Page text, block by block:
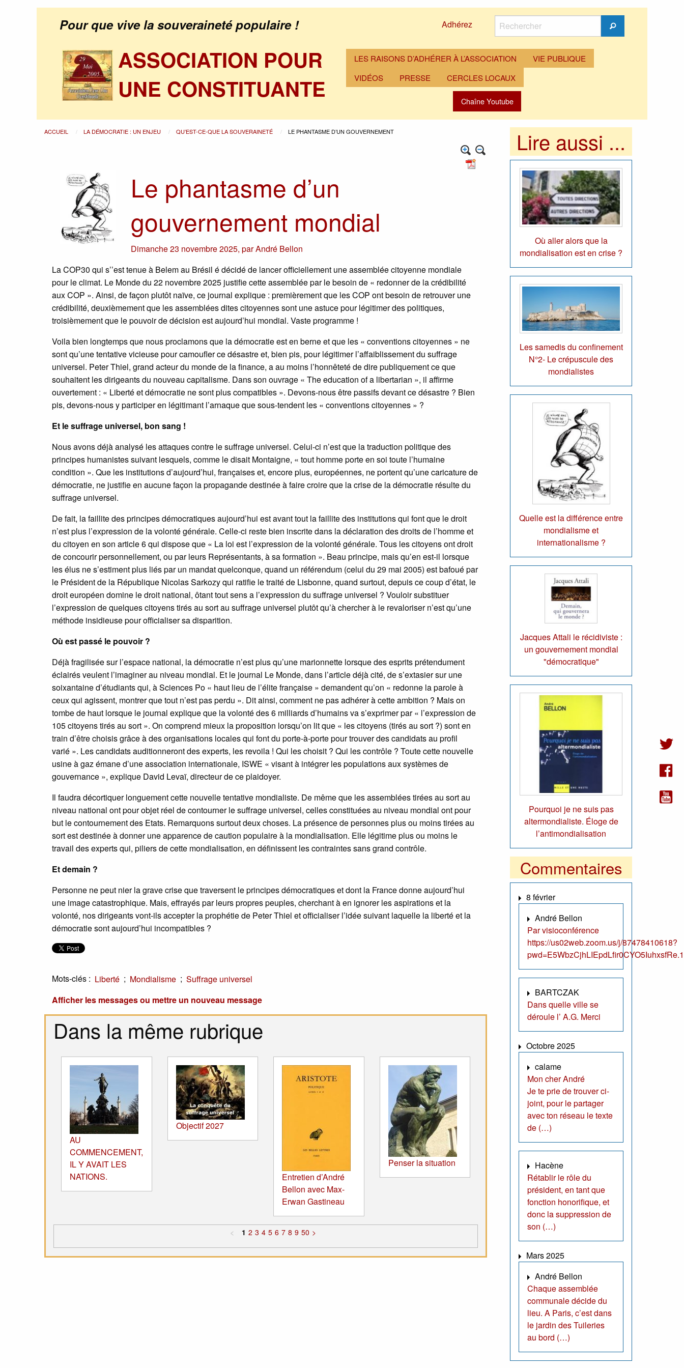
Pour que vive la souveraineté populaire ! Adhérez
Rechercher
Rechercher
ASSOCIATION POUR
UNE CONSTITUANTE
LES RAISONS D’ADHÉRER À L’ASSOCIATION
VIE PUBLIQUE
VIDÉOS
PRESSE CERCLES LOCAUX
Chaîne Youtube
ACCUEIL LA DÉMOCRATIE : UN ENJEU QU’EST-CE-QUE LA SOUVERAINETÉ LE PHANTASME D’UN GOUVERNEMENT
Le phantasme d’un
gouvernement mondial
Dimanche 23 novembre 2025,parAndré Bellon
La COP30 qui s’’est tenue à Belem au Brésil é décidé de lancer officiellement une assemblée citoyenne mondiale
pour le climat. Le Monde du 22 novembre 2025 justifie cette assemblée par le besoin de « redonner de la crédibilité
aux COP ». Ainsi, de façon plutôt naïve, ce journal explique : premièrement que les COP ont besoin de retrouver une
crédibilité, deuxièmement que les assemblées dites citoyennes sont une astuce pour légitimer des politiques,
troisièmement que le pouvoir de décision est aujourd’hui mondial. Vaste programme !
Voila bien longtemps que nous proclamons que la démocratie est en berne et que les « conventions citoyennes » ne
sont qu’une tentative vicieuse pour camoufler ce désastre et, bien pis, pour légitimer l’affaiblissement du suffrage
universel. Peter Thiel, grand acteur du monde de la finance, a au moins l’honnêteté de dire publiquement ce que
souhaitent les dirigeants du nouveau capitalisme. Dans son ouvrage « The education of a libertarian », il affirme
ouvertement : « Liberté et démocratie ne sont plus compatibles ». Devons-nous être passifs devant ce désastre ? Bien
pis, devons-nous y participer en légitimant l’arnaque que sous-tendent les « conventions citoyennes » ?
Et le suffrage universel, bon sang !
Nous avons déjà analysé les attaques contre le suffrage universel. Celui-ci n’est que la traduction politique des
principes humanistes suivant lesquels, comme le disait Montaigne, « tout homme porte en soi toute l’humaine
condition ». Que les institutions d’aujourd’hui, françaises et, encore plus, européennes, ne portent qu’une caricature de
démocratie, ne justifie en aucune façon la propagande destinée à faire croire que la crise de la démocratie résulte du
suffrage universel.
De fait, la faillite des principes démocratiques aujourd’hui est avant tout la faillite des institutions qui font que le droit
n’est plus l’expression de la volonté générale. Celle-ci reste bien inscrite dans la déclaration des droits de l’homme et
du citoyen en son article 6 qui dispose que « La loi est l’expression de la volonté générale. Tous les citoyens ont droit
de concourir personnellement, ou par leurs Représentants, à sa formation ». Beau principe, mais qu’en est-il lorsque
les élus ne s’estiment plus liés par un mandat quelconque, quand un référendum (celui du 29 mai 2005) est bafoué par
le Président de la République Nicolas Sarkozy qui ratifie le traité de Lisbonne, quand surtout, depuis ce coup d’état, le
droit européen domine le droit national, ôtant tout sens a l’expression du suffrage universel ? Vouloir substituer
l’expression de quelques citoyens tirés au sort au suffrage universel plutôt qu’à chercher à le revaloriser n’est qu’une
méthode insidieuse pour officialiser sa disparition.
Où est passé le pouvoir ?
Déjà fragilisée sur l’espace national, la démocratie n’est plus qu’une marionnette lorsque des esprits prétendument
éclairés veulent l’imaginer au niveau mondial. Et le journal Le Monde, dans l’article déjà cité, de s’extasier sur une
soixantaine d’étudiants qui, à Sciences Po « haut lieu de l’élite française » demandent qu’on « redonne la parole à
ceux qui agissent, montrer que tout n’est pas perdu ». Dit ainsi, comment ne pas adhérer à cette ambition ? Mais on
tombe de haut lorsque le journal explique que la volonté des 6 milliards d’humains va s’exprimer par « l’expression de
105 citoyens tirés au sort ». On comprend mieux la proposition lorsqu’on lit que « les citoyens (tirés au sort ?) sont en
train d’être choisis grâce à des organisations locales qui font du porte-à-porte pour trouver des candidats au profil
varié ». Les candidats auditionneront des experts, les revoila ! Qui les choisit ? Qui les contrôle ? Toute cette nouvelle
usine à gaz émane d’une association internationale, ISWE « visant à intégrer les populations aux systèmes de
gouvernance », explique David Levaï, directeur de ce plaidoyer.
Il faudra décortiquer longuement cette nouvelle tentative mondialiste. De même que les assemblées tirées au sort au
niveau national ont pour objet réel de contourner le suffrage universel, celles constituées au niveau mondial ont pour
but le contournement des Etats. Remarquons surtout deux choses. La présence de personnes plus ou moins tirées au
sort est destinée à donner une apparence de caution populaire à la mondialisation. Elle légitime plus ou moins le
travail des experts qui, piliers de cette mondialisation, en définissent les contraintes sans grand contrôle.
Et demain ?
Personne ne peut nier la grave crise que traversent le principes démocratiques et dont la France donne aujourd’hui
une image catastrophique. Mais, effrayés par leurs propres peuples, cherchant à en ignorer les aspirations et la
volonté, nos dirigeants vont-ils accepter la prophétie de Peter Thiel et officialiser l’idée suivant laquelle la liberté et la
démocratie sont aujourd’hui incompatibles ?
Mots-clés : Liberté ; Mondialisme ; Suffrage universel
Afficher les messages ou mettre un nouveau message
Dans la même rubrique
AU
COMMENCEMENT,
IL Y AVAIT LES
NATIONS.
Objectif 2027
Entretien d’André
Bellon avec Max-
Erwan Gastineau
Penser la situation
< 1 2 3 4 5 6 7 8 9 50 >
Lire aussi ...
Où aller alors que la
mondialisation est en crise ?
Les samedis du confinement
N°2- Le crépuscule des
mondialistes
Quelle est la différence entre
mondialisme et
internationalisme ?
Jacques Attali le récidiviste :
un gouvernement mondial
"démocratique"
Pourquoi je ne suis pas
altermondialiste. Éloge de
l’antimondialisation
Commentaires
8 février
André Bellon
Par visioconférence
https://us02web.zoom.us/j/87478410618?
BARTCZAK
Dans quelle ville se
déroule l’ A.G. Merci
Octobre 2025
calame
Mon cher André
Je te prie de trouver ci-
joint, pour le partager
avec ton réseau le texte
de (…)
Hacène
Rétablir le rôle du
président, en tant que
fonction honorifique, et
donc la suppression de
son (…)
Mars 2025
André Bellon
Chaque assemblée
communale décide du
lieu. A Paris, c’est dans
le jardin des Tuileries
au bord (…)